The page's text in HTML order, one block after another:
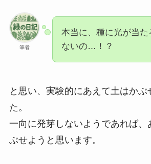
筆者
本当に、種に光が当た
ないの…！？
と思い、実験的にあえて土はかぶ
た。
一向に発芽しないようであれば、
ぶせようと思います。